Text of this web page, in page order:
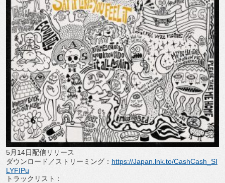
5月 14日配信リリース
ダウンロード／ストリーミング： https://Japan. lnk.to/CashCash_SI
LYFIPu
トラックリスト：